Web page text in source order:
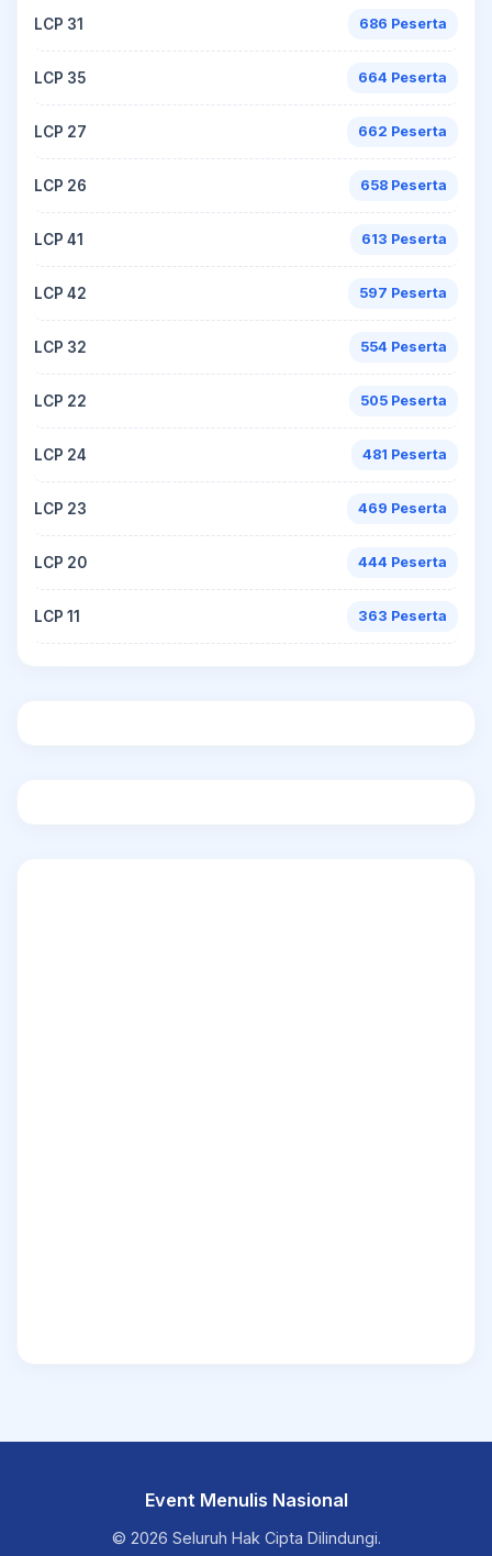
LCP 31 686 Peserta
LCP 35 664 Peserta
LCP 27 662 Peserta
LCP 26 658 Peserta
LCP 41 613 Peserta
LCP 42 597 Peserta
LCP 32 554 Peserta
LCP 22 505 Peserta
LCP 24 481 Peserta
LCP 23 469 Peserta
LCP 20 444 Peserta
LCP 11 363 Peserta
Event Menulis Nasional
© 2026 Seluruh Hak Cipta Dilindungi.